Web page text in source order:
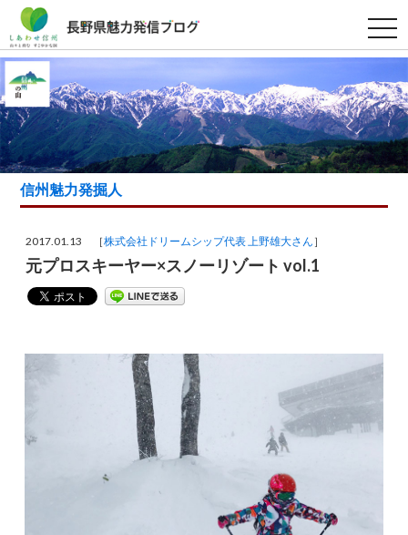
t
o
g
l
e
n
a
v
i
a
i
信州魅力発掘人
2017.01.13 ［株式会社ドリームシップ代表 上野雄大さん ］
元プロスキーヤー×スノーリゾート vol.1